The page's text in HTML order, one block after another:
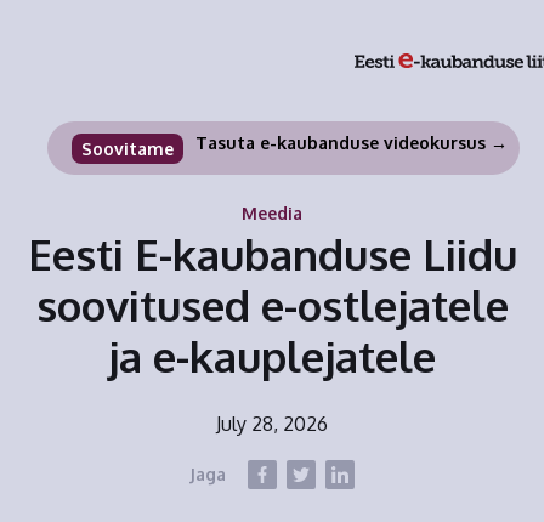
Soovitame Tasuta e-kaubanduse videokursus →
Meedia
Eesti E-kaubanduse Liidu
soovitused e-ostlejatele
ja e-kauplejatele
July 28, 2026
Jaga